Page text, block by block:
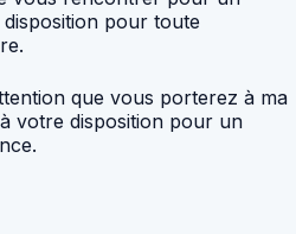
pour toute
que vous porterez à ma
votre disposition pour un